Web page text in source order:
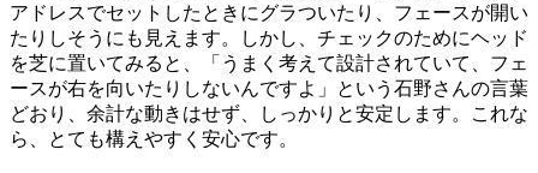
アドレスでセットしたときにグラついたり、フェースが開い
たりしそうにも見えます。しかし、チェックのためにヘッド
を芝に置いてみると、「うまく考えて設計されていて、フェ
ースが右を向いたりしないんですよ」という石野さんの言葉
どおり、余計な動きはせず、しっかりと安定します。これな
ら、とても構えやすく安心です。